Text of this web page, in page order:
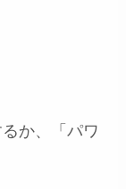
か、「パワ